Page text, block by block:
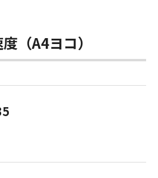
（A4ヨコ）